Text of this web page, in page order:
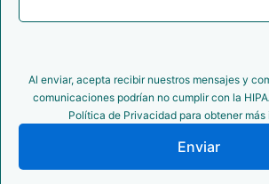
Al enviar, acepta recibir nuestros mensajes y
comunicaciones podrían no cumplir con la
Política de Privacidad para obtener
Enviar